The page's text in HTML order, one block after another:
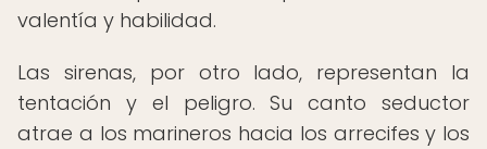
valentía y habilidad.
Las sirenas, por otro lado, representan la
tentación y el peligro. Su canto seductor
atrae a los marineros hacia los arrecifes y los